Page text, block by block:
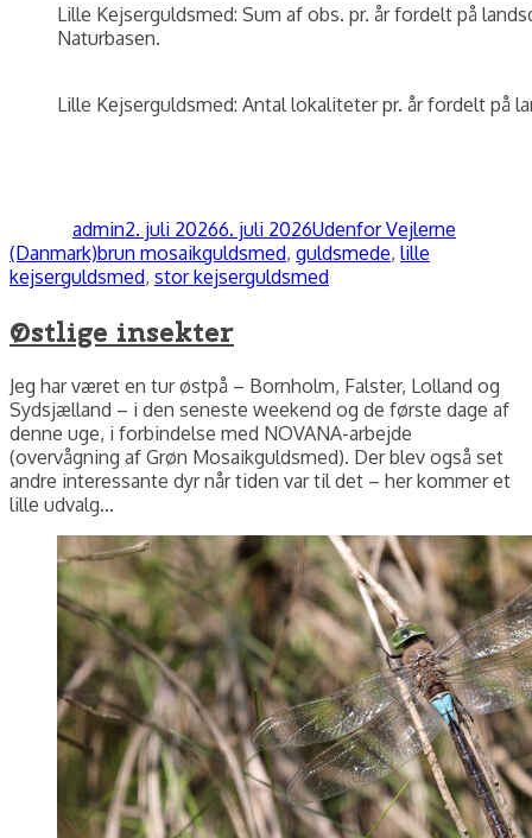
Lille Kejserguldsmed: Sum af obs. pr. år fordelt på
Naturbasen.
Lille Kejserguldsmed: Antal lokaliteter pr. år fordelt på
admin2. juli 20266. juli 2026Udenfor Vejlerne
(Danmark)Tags
brun mosaikguldsmed, guldsmede, lille
kejserguldsmed, stor kejserguldsmed
Østlige insekter
Jeg har været en tur østpå – Bornholm, Falster, Lolland og
Sydsjælland – i den seneste weekend og de første dage af
denne uge, i forbindelse med NOVANA-arbejde
(overvågning af Grøn Mosaikguldsmed). Der blev også set
andre interessante dyr når tiden var til det – her kommer et
lille udvalg…